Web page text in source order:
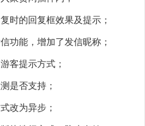
时的回复框效果及提示；
功能，增加了发信昵称；
客提示方式；
是否支持；
改为异步；